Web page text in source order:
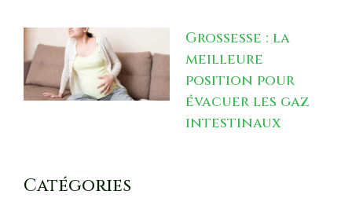
Grossesse : la
meilleure
position pour
évacuer les gaz
intestinaux
Catégories